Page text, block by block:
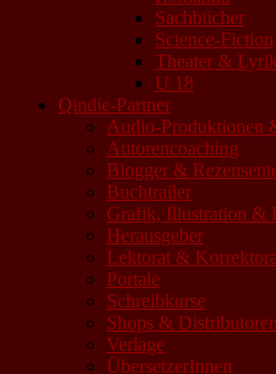
Sachbücher
Science-Fiction
Theater &
U 18
Qindie-Partner
Audio-Produktionen
Autorencoaching
Blogger &
Buchtrailer
Grafik, Illustration &
Herausgeber
Lektorat &
Portale
Schreibkurse
Shops &
Verlage
ÜbersetzerInnen